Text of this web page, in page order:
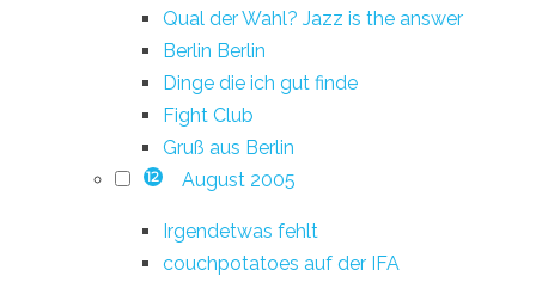
Qual der Wahl? Jazz is the answer
Berlin Berlin
Dinge die ich gut finde
Fight Club
Gruß aus Berlin
12 August 2005
Irgendetwas fehlt
couchpotatoes auf der IFA